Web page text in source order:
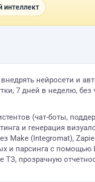
интеллект
нейросети и
7 дней в неделю, без
(чат-боты,
и генерация
Make (Integromat),
и парсинга с помощью
ТЗ, прозрачную